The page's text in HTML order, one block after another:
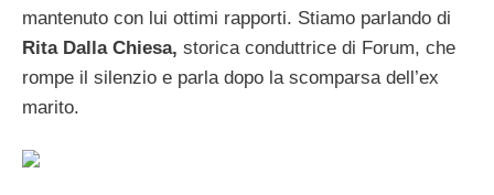
mantenuto con lui ottimi rapporti. Stiamo parlando di
Rita Dalla Chiesa, storica conduttrice di Forum, che
rompe il silenzio e parla dopo la scomparsa dell’ex
marito.